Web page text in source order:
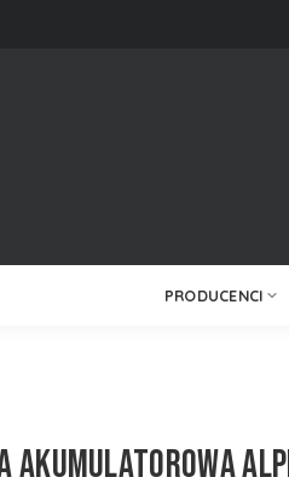
PRODUCENCI
AKUMULATOROWA